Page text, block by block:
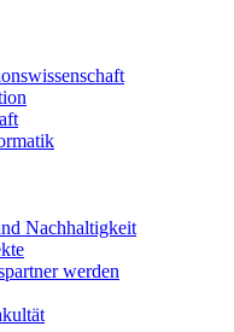
Nachhaltigkeit
werden